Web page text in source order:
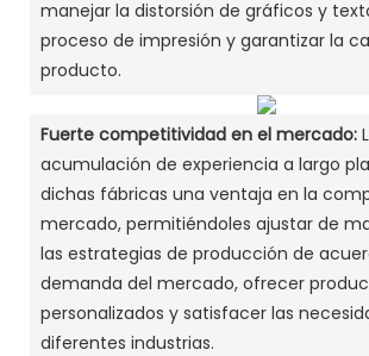
manejar la distorsión de gráficos y
proceso de impresión y garantizar la
producto. ‌
Fuerte competitividad en el mercado:
acumulación de experiencia a largo
dichas fábricas una ventaja en la
mercado, permitiéndoles ajustar de
las estrategias de producción de
demanda del mercado, ofrecer
personalizados y satisfacer las
diferentes industrias. ‌